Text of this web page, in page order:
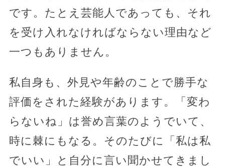
です。たとえ芸能人であっても、それ
を受け入れなければならない理由など
一つもありません。
私自身も、外見や年齢のことで勝手な
評価をされた経験があります。「変わ
らないね」は誉め言葉のようでいて、
時に棘にもなる。そのたびに「私は私
でいい」と自分に言い聞かせてきまし